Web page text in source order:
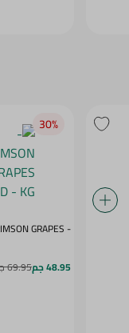
30‎%‎
- CRIMSON GRAPES ‏‏RED - KG
48.95 جم 69.95 جم